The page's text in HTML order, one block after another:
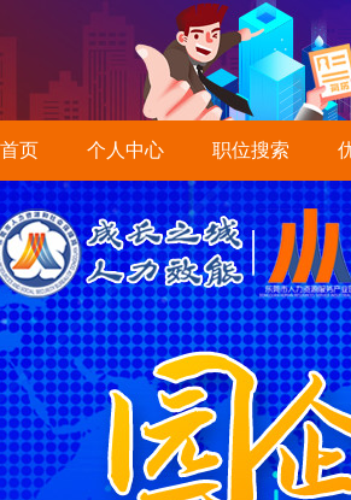
首页 个人中心 职位搜索